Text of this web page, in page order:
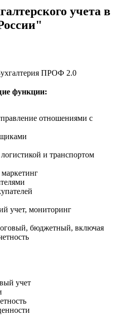
учета в
ПРОФ 2.0
функции:
отношениями с
и транспортом
учет, мониторинг
бюджетный, включая
учет